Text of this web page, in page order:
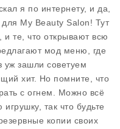
я по интернету, и да,
My Beauty Salon! Тут
, и те, что открывают всю
мод меню , где
уж зашли советуем
хит. Но помните, что
с огнем. Можно всё
так что будьте
копии своих